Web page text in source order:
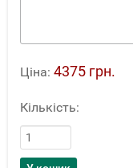
Ціна: 4375 грн.
Кількість: